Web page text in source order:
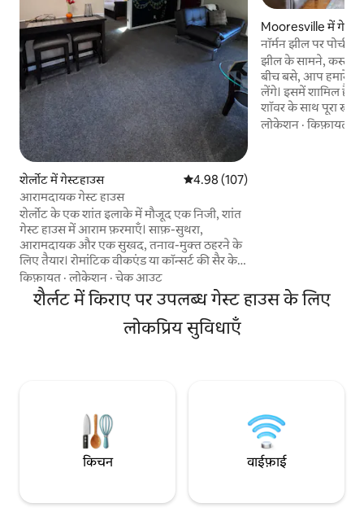
शेर्लोट में गेस्टहाउस औसत रेटिंग 5 में से 4.98, 107 समीक्षाएँ
4.98 (107)
आरामदायक गेस्ट हाउस
शेर्लोट के एक शांत इलाके में मौजूद एक निजी, शांत
गेस्ट हाउस में आराम फ़रमाएँ। साफ़-सुथरा,
आरामदायक और एक सुखद, तनाव-मुक्त ठहरने के
लिए तैयार। रोमांटिक वीकएंड या कॉन्सर्ट की सैर के
लिए बिलकुल सही। बाड़ से घिरे यार्ड में कॉफ़ी का मज़ा
लें, पूरी तरह सुसज्जित किचन में खाना पकाएँ और
तेज़ वाईफ़ाई से जुड़े रहें। रात भर बाहर घूमने के बाद,
आरामदायक क्वीन बेड पर लेटें और सच्ची शांति का
मज़ा लें। मेहमान निजता, सादगी और अपेक्षा के
किफ़ायत ·लोकेशन ·चेक आउट
Mooresville में
नॉर्मन झील पर पोर्च
​झील के सामने, कस्टम
बीच बसे, आप हमारे निजी गेस्ट हाउस का आनंद
लेंगे। इसमें शामिल हैं:
शॉवर के साथ पूरा
के साथ शानदार
लोकेशन ·किफ़ायत
शैर्लट में किराए पर उपलब्ध गेस्ट हाउस के लिए
लोकप्रिय सुविधाएँ
किचन वाईफ़ाई